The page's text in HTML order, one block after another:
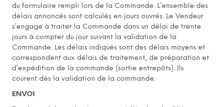
du formulaire rempli lors de la Commande. L’ensemble des
délais annoncés sont calculés en jours ouvrés. Le Vendeur
s’engage à traiter la Commande dans un délai de trente
jours à compter du jour suivant la validation de la
Commande. Les délais indiqués sont des délais moyens et
correspondent aux délais de traitement, de préparation et
d’expédition de la commande (sortie entrepôts). Ils
courent dès la validation de la commande.
ENVOI